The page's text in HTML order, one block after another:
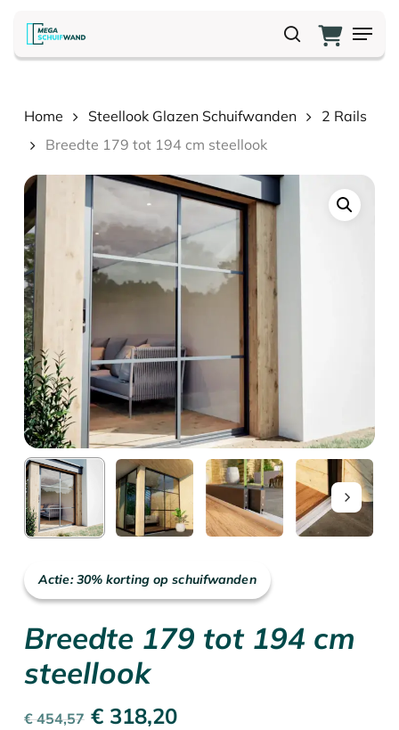
main
search
Menu
Home Steellook Glazen Schuifwanden
2 Rails
Breedte 179 tot 194 cm steellook
Actie: 30% korting op schuifwanden
Breedte 179 tot 194 cm
steellook
€454,57 Oorspronkelijke
€318,20Huidige